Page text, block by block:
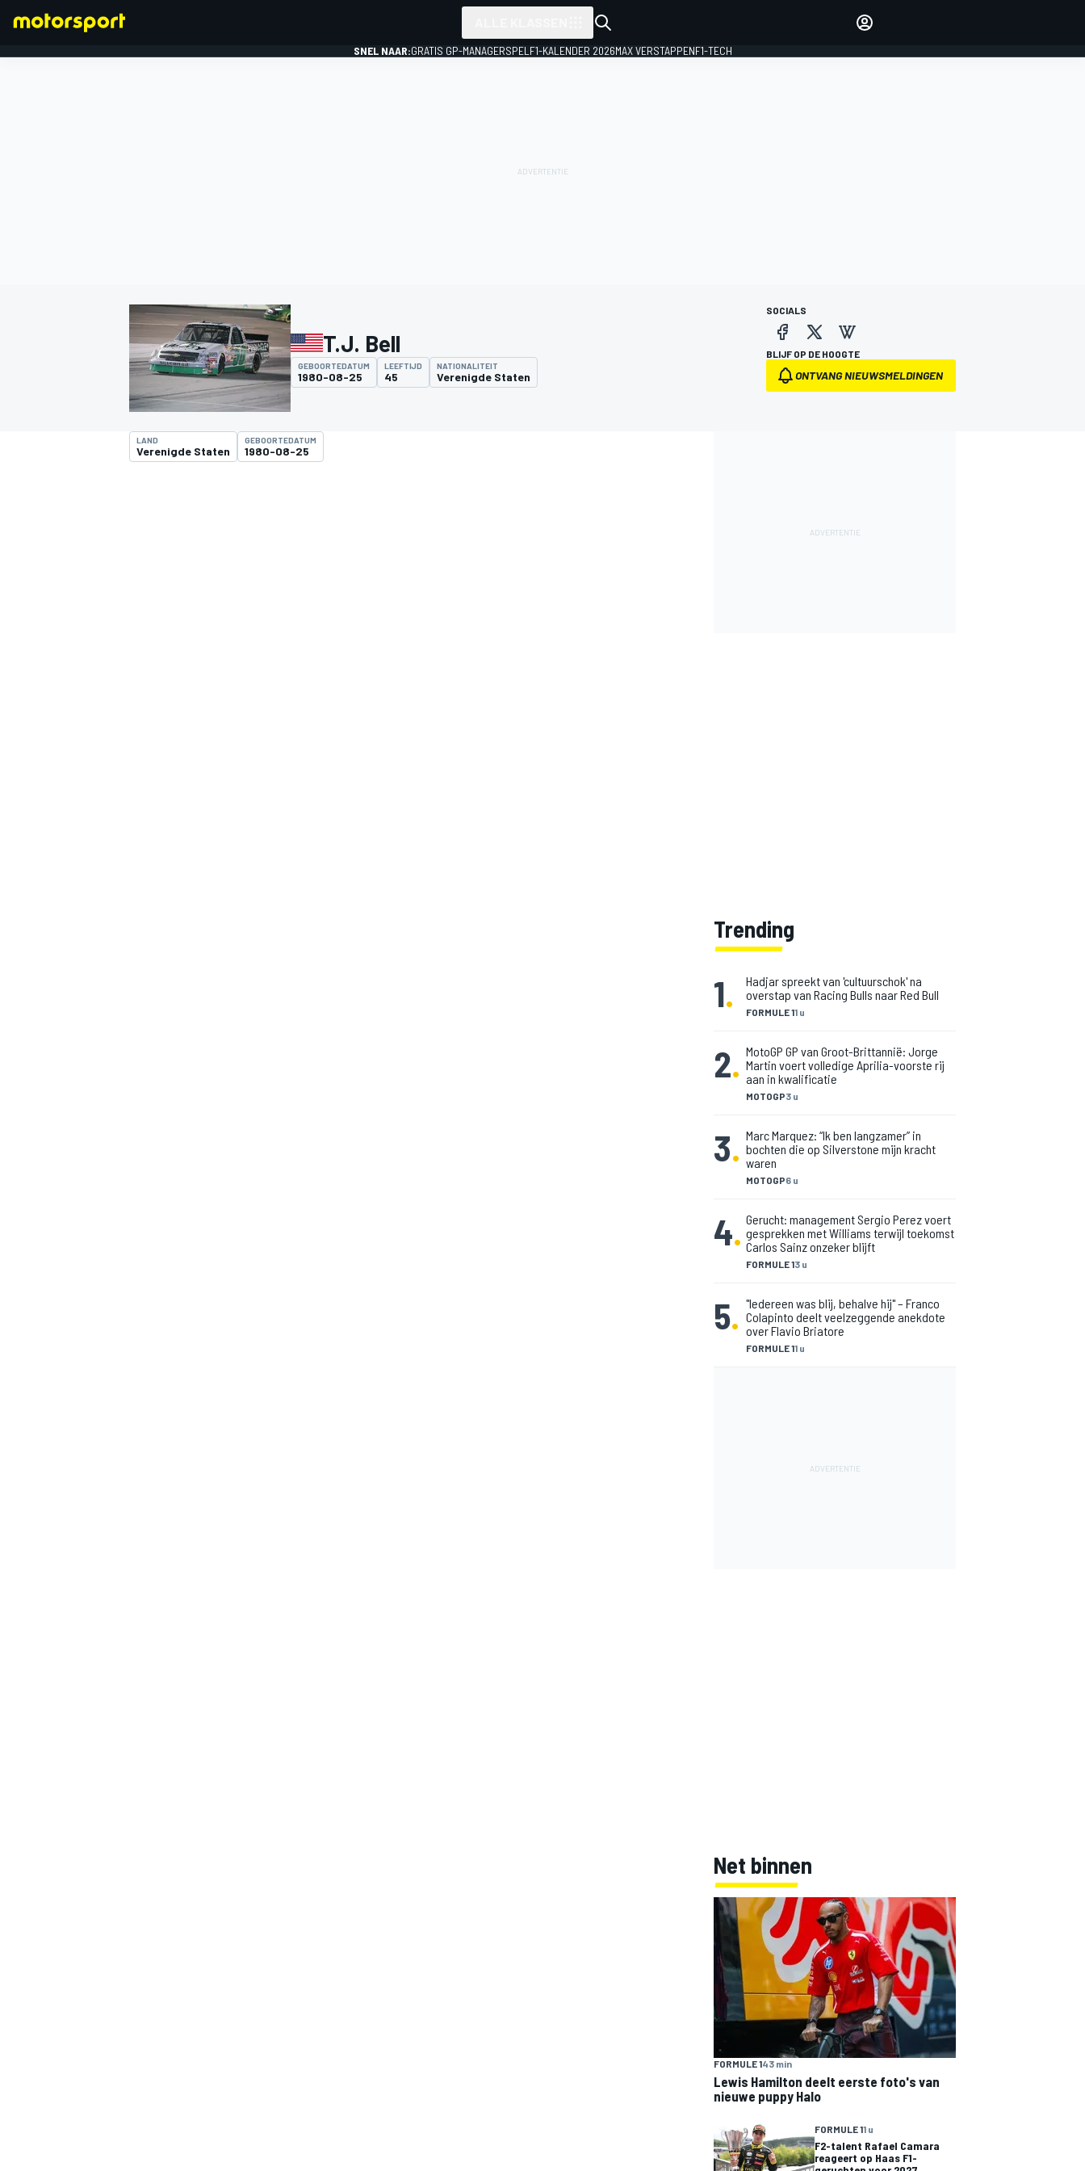
SNEL NAAR:GRATIS GP-MANAGERSPEL F1-KALENDER 2026MAX VERSTAPPENF1-TECH
T.J. Bell
GEBOORTEDATUM
1980-08-25
LEEFTIJD
45
NATIONALITEIT
Verenigde Staten
SOCIALS
BLIJF OP DE HOOGTE
ONTVANG NIEUWSMELDINGEN
LAND
Verenigde Staten
GEBOORTEDATUM
1980-08-25
Trending
1. FORMULE 11 u
Hadjar spreekt van 'cultuurschok' na
overstap van Racing Bulls naar Red Bull
2.
MOTOGP3 u
MotoGP GP van Groot-Brittannië: Jorge
Martin voert volledige Aprilia-voorste rij
aan in kwalificatie
3.
MOTOGP6 u
Marc Marquez: “Ik ben langzamer” in
bochten die op Silverstone mijn kracht
waren
4.
FORMULE 13 u
Gerucht: management Sergio Perez voert
gesprekken met Williams terwijl toekomst
Carlos Sainz onzeker blijft
5.
FORMULE 11 u
"Iedereen was blij, behalve hij" – Franco
Colapinto deelt veelzeggende anekdote
over Flavio Briatore
Net binnen
FORMULE 143 min
Lewis Hamilton deelt eerste foto's van
nieuwe puppy Halo
FORMULE 11 u
F2-talent Rafael Camara
reageert op Haas F1-